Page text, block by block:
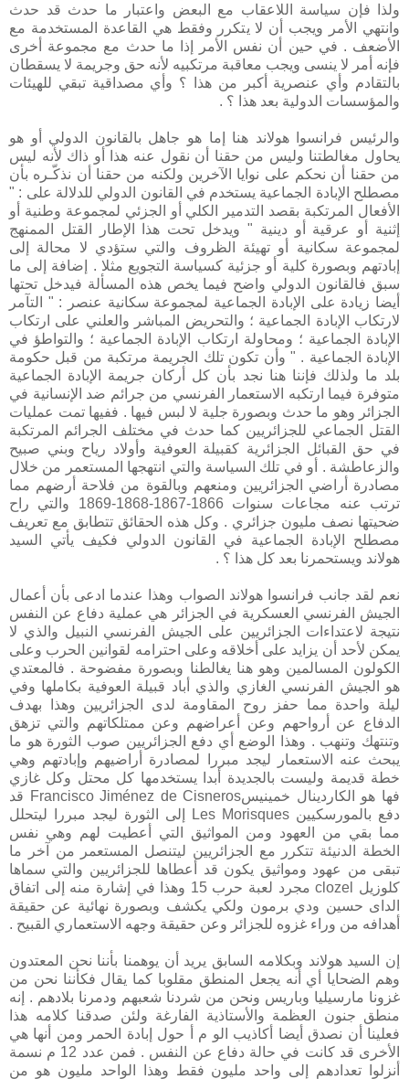
ولذا فإن سياسة اللاعقاب مع البعض واعتبار ما حدث قد حدث
وانتهي الأمر ويجب أن لا يتكرر وفقط هي القاعدة المستخدمة مع
الأضعف . في حين أن نفس الأمر إذا ما حدث مع مجموعة أخرى
فإنه أمر لا ينسى ويجب معاقبة مرتكبيه لأنه حق وجريمة لا يسقطان
بالتقادم وأي عنصرية أكبر من هذا ؟ وأي مصداقية تبقي للهيئات
والمؤسسات الدولية بعد هذا ؟ .
والرئيس فرانسوا هولاند هنا إما هو جاهل بالقانون الدولي أو هو
يحاول مغالطتنا وليس من حقنا أن نقول عنه هذا أو ذاك لأنه ليس
من حقنا أن نحكم على نوايا الآخرين ولكنه من حقنا أن نذكّـره بأن
مصطلح الإبادة الجماعية يستخدم في القانون الدولي للدلالة على : "
الأفعال المرتكبة بقصد التدمير الكلي أو الجزئي لمجموعة وطنية أو
إثنية أو عرقية أو دينية " ويدخل تحت هذا الإطار القتل الممنهج
لمجموعة سكانية أو تهيئة الظروف والتي ستؤدي لا محالة إلى
إبادتهم وبصورة كلية أو جزئية كسياسة التجويع مثلا . إضافة إلى ما
سبق فالقانون الدولي واضح فيما يخص هذه المسألة فيدخل تحتها
أيضا زيادة على الإبادة الجماعية لمجموعة سكانية عنصر : " التآمر
لارتكاب الإبادة الجماعية ؛ والتحريض المباشر والعلني على ارتكاب
الإبادة الجماعية ؛ ومحاولة ارتكاب الإبادة الجماعية ؛ والتواطؤ في
الإبادة الجماعية . " وأن تكون تلك الجريمة مرتكبة من قبل حكومة
بلد ما ولذلك فإننا هنا نجد بأن كل أركان جريمة الإبادة الجماعية
متوفرة فيما ارتكبه الاستعمار الفرنسي من جرائم ضد الإنسانية في
الجزائر وهو ما حدث وبصورة جلية لا لبس فيها . ففيها تمت عمليات
القتل الجماعي للجزائريين كما حدث في مختلف الجرائم المرتكبة
في حق القبائل الجزائرية كقبيلة العوفية وأولاد رياح وبني صبيح
والزعاطشة . أو في تلك السياسة والتي انتهجها المستعمر من خلال
مصادرة أراضي الجزائريين ومنعهم وبالقوة من فلاحة أرضهم مما
ترتب عنه مجاعات سنوات 1866-1867-1868-1869 والتي راح
ضحيتها نصف مليون جزائري . وكل هذه الحقائق تتطابق مع تعريف
مصطلح الإبادة الجماعية في القانون الدولي فكيف يأتي السيد
هولاند ويستحمرنا بعد كل هذا ؟ .
نعم لقد جانب فرانسوا هولاند الصواب وهذا عندما ادعى بأن أعمال
الجيش الفرنسي العسكرية في الجزائر هي عملية دفاع عن النفس
نتيجة لاعتداءات الجزائريين على الجيش الفرنسي النبيل والذي لا
يمكن لأحد أن يزايد على أخلاقه وعلى احترامه لقوانين الحرب وعلى
الكولون المسالمين وهو هنا يغالطنا وبصورة مفضوحة . فالمعتدي
هو الجيش الفرنسي الغازي والذي أباد قبيلة العوفية بكاملها وفي
ليلة واحدة مما حفز روح المقاومة لدى الجزائريين وهذا بهدف
الدفاع عن أرواحهم وعن أعراضهم وعن ممتلكاتهم والتي تزهق
وتنتهك وتنهب . وهذا الوضع أي دفع الجزائريين صوب الثورة هو ما
يبحث عنه الاستعمار ليجد مبررا لمصادرة أراضيهم وإبادتهم وهي
خطة قديمة وليست بالجديدة أبدا يستخدمها كل محتل وكل غازي
فها هو الكاردينال خمينيسFrancisco Jiménez de Cisneros قد
دفع بالمورسكيين Les Morisques إلى الثورة ليجد مبررا ليتحلل
مما بقي من العهود ومن المواثيق التي أعطيت لهم وهي نفس
الخطة الدنيئة تتكرر مع الجزائريين ليتنصل المستعمر من آخر ما
تبقى من عهود ومواثيق يكون قد أعطاها للجزائريين والتي سماها
كلوزيل clozel مجرد لعبة حرب 15 وهذا في إشارة منه إلى اتفاق
الداى حسين ودي برمون ولكي يكشف وبصورة نهائية عن حقيقة
أهدافه من وراء غزوه للجزائر وعن حقيقة وجهه الاستعماري القبيح .
إن السيد هولاند وبكلامه السابق يريد أن يوهمنا بأننا نحن المعتدون
وهم الضحايا أي أنه يجعل المنطق مقلوبا كما يقال فكأننا نحن من
غزونا مارسيليا وباريس ونحن من شردنا شعبهم ودمرنا بلادهم . إنه
منطق جنون العظمة والأستاذية الفارغة ولئن صدقنا كلامه هذا
فعلينا أن نصدق أيضا أكاذيب الو م أ حول إبادة الحمر ومن أنها هي
الأخرى قد كانت في حالة دفاع عن النفس . فمن عدد 12 م نسمة
أنزلوا تعدادهم إلى واحد مليون فقط وهذا الواحد مليون هو من